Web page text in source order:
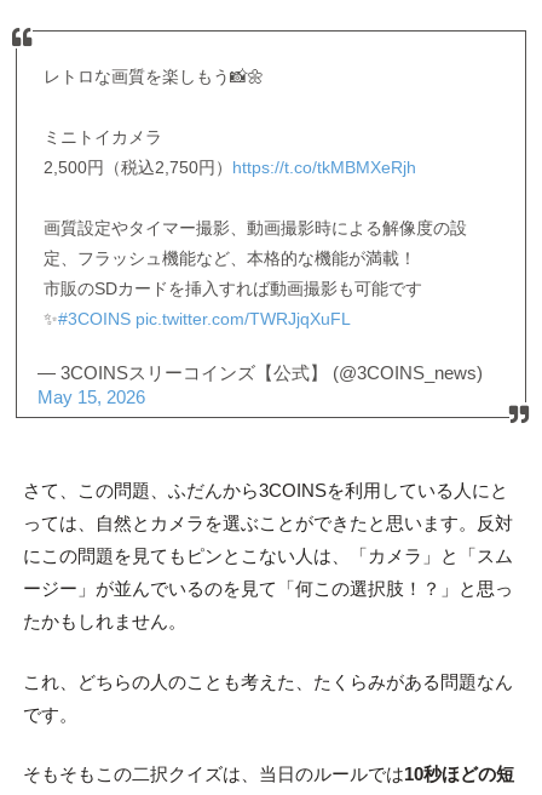
レトロな画質を楽しもう📸🌼
ミニトイカメラ
2,500円（税込2,750円） https://t.co/tkMBMXeRjh
画質設定やタイマー撮影、動画撮影時による解像度の設
定、フラッシュ機能など、本格的な機能が満載！
市販のSDカードを挿入すれば動画撮影も可能です
✨#3COINS pic.twitter.com/TWRJjqXuFL
— 3COINSスリーコインズ【公式】 (@3COINS_news)
May 15, 2026
さて、この問題、ふだんから3COINSを利用している人にと
っては、自然とカメラを選ぶことができたと思います。反対
にこの問題を見てもピンとこない人は、「カメラ」と「スム
ージー」が並んでいるのを見て「何この選択肢！？」と思っ
たかもしれません。
これ、どちらの人のことも考えた、たくらみがある問題なん
です。
そもそもこの二択クイズは、当日のルールでは10秒ほどの短